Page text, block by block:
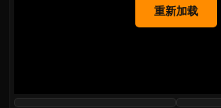
重新加载